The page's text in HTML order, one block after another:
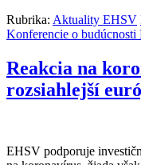
Rubrika: Aktuality EHSV
Konferencie o budúcnosti
Reakcia na
rozsiahlejší
EHSV podporuje